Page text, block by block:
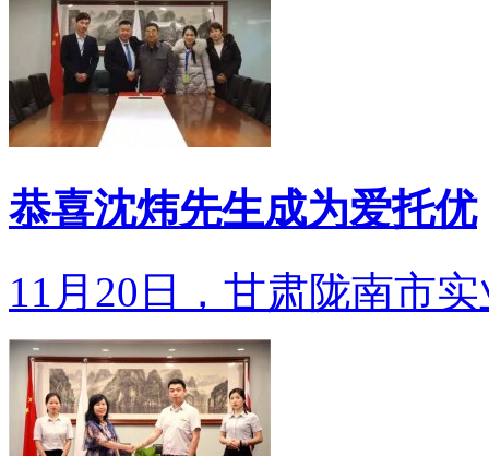
恭喜沈炜先生成为爱托优
11月20日，甘肃陇南市